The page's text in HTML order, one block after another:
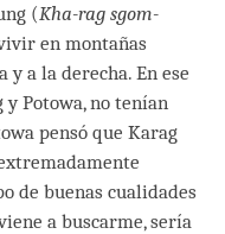
(Kha-rag sgom-
en montañas
a la derecha. En ese
y Potowa, no tenían
pensó que Karag
de buenas cualidades
a buscarme, sería